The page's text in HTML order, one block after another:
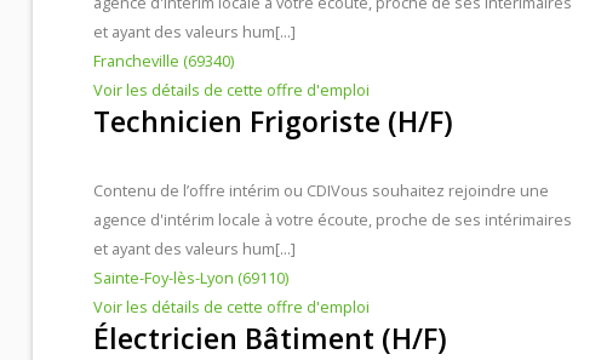
et ayant des valeurs hum[...]
Francheville (69340)
Voir les détails de cette offre d'emploi
Technicien Frigoriste (H/F)
Contenu de l’offre intérim ou CDIVous souhaitez rejoindre une
agence d'intérim locale à votre écoute, proche de ses intérimaires
et ayant des valeurs hum[...]
Sainte-Foy-lès-Lyon (69110)
Voir les détails de cette offre d'emploi
Électricien Bâtiment (H/F)